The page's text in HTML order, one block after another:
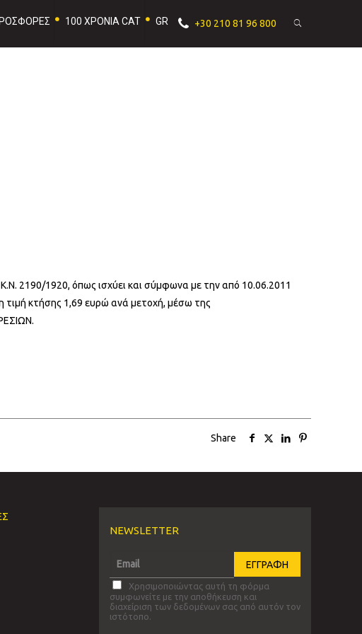
100 ΧΡΟΝΙΑ CAT GR +30 210 81 96 800
2190/1920, όπως ισχύει και σύμφωνα με την από 10.06.2011
τιμή κτήσης 1,69 ευρώ ανά μετοχή, μέσω της
Share
NEWSLETTER
Χρησιμοποιώντας αυτή τη φόρμα
συμφωνείτε με την αποθήκευση και
διαχείριση των δεδομένων σας από αυτόν τον
ιστότοπο.